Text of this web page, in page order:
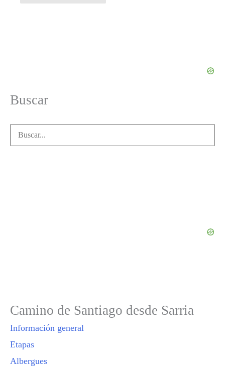
Buscar
Buscar
por:
Camino de Santiago desde Sarria
Información general
Etapas
Albergues